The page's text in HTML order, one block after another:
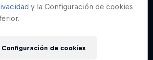
y la Configuración de cookies
Configuración de cookies